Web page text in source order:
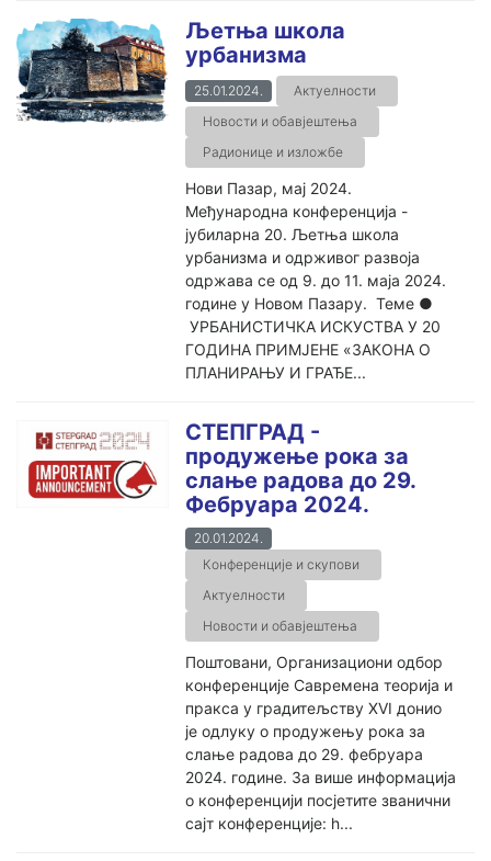
Љетња школа
урбанизма
25.01.2024.
Актуелности
Новости и обавјештења
Радионице и изложбе
Нови Пазар, мај 2024.
Међународна конференција -
јубиларна 20. Љетња школа
урбанизма и одрживог развоја
одржава се од 9. до 11. маја 2024.
године у Новом Пазару. Теме ●
УРБАНИСТИЧКА ИСКУСТВА У 20
ГОДИНА ПРИМЈЕНЕ «ЗАКОНА О
ПЛАНИРАЊУ И ГРАЂЕ...
СТЕПГРАД -
продужење рока за
слање радова до 29.
Фебруара 2024.
20.01.2024.
Конференције и скупови
Актуелности
Новости и обавјештења
Поштовани, Организациони одбор
конференције Савремена теорија и
пракса у градитељству XVI донио
је одлуку о продужењу рока за
слање радова до 29. фебруара
2024. године. За више информација
о конференцији посјетите званични
сајт конференције: h...